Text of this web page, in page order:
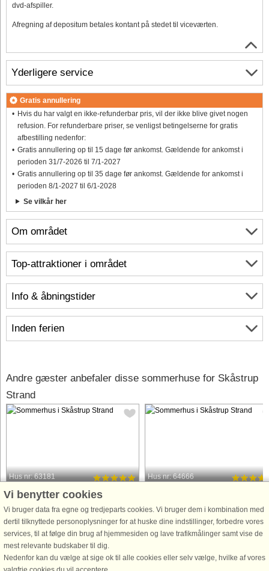
dvd-afspiller.
Afregning af depositum betales kontant på stedet til viceværten.
Om området
Info & åbningstider
Inden ferien
Yderligere service
Gratis annullering
Hvis du har valgt en ikke-refunderbar pris, vil der ikke blive givet nogen
refusion. For refunderbare priser, se venligst betingelserne for gratis
afbestilling nedenfor:
Gratis annullering op til 15 dage før ankomst. Gældende for ankomst i
perioden 31/7-2026 til 7/1-2027
Gratis annullering op til 35 dage før ankomst. Gældende for ankomst i
perioden 8/1-2027 til 6/1-2028
Se vilkår her
Top-attraktioner i området
Andre gæster anbefaler disse sommerhuse for Skåstrup
Strand
Hus nr: 63181
Skåstrup Strand
24 personer, 263 m²
500 m til kyst.
En Luksuriøs Ferieoplevelse ved
Skåstrup Strand Dette hus er det
perfekte valg for store familier og
Hus nr: 64666
20 personer, 263 m²
500 m til kyst.
Stort sommerhus med fælles
personer I et dejligt
Vi benytter cookies
Vi bruger data fra egne og tredjeparts cookies. Vi bruger dem i kombination med
dertil tilknyttede personoplysninger for at huske dine indstillinger, forbedre vores
services, til at følge din brug af hjemmesiden og lave trafikmålinger samt vise de
mest relevante budskaber til dig.
Nedenfor kan du vælge at sige ok til alle cookies eller selv vælge, hvilke af vores